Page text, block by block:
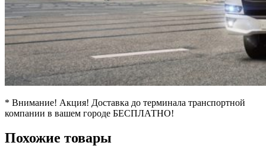
* Внимание! Акция! Доставка до терминала транспортной
компании в вашем городе БЕСПЛАТНО!
Похожие товары